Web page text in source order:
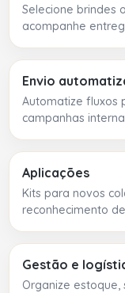
Selecione brindes
acompanhe
Envio
Automatize fluxos
campanhas
Aplicações
Kits para novos
reconhecimento
Gestão e
Organize